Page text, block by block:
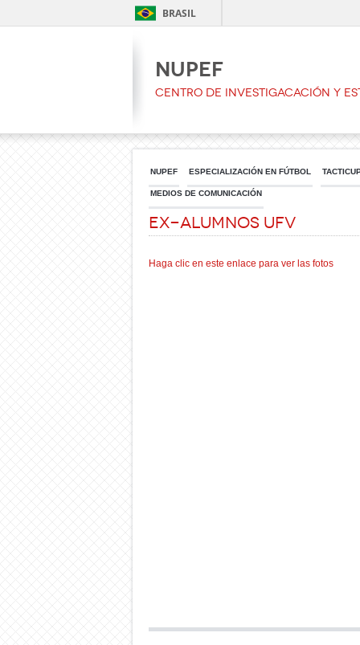
BRASIL
NUPEF
CENTRO DE INVESTIGACACIÓN Y
NUPEF ESPECIALIZACIÓN EN FÚTBOL
MEDIOS DE COMUNICACIÓN
Ex-Alumnos UFV
Haga clic en este enlace para ver las fotos